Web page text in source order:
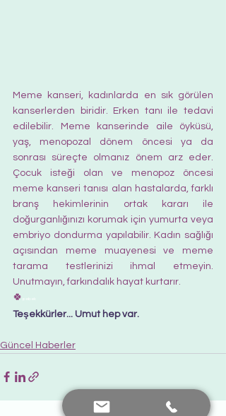
Meme kanseri, kadınlarda en sık görülen
kanserlerden biridir. Erken tanı ile tedavi
edilebilir. Meme kanserinde aile öyküsü,
yaş, menopozal dönem öncesi ya da
sonrası süreçte olmanız önem arz eder.
Çocuk isteği olan ve menopoz öncesi
meme kanseri tanısı alan hastalarda, farklı
branş hekimlerinin ortak kararı ile
doğurganlığınızı korumak için yumurta veya
embriyo dondurma yapılabilir. Kadın sağlığı
açısından meme muayenesi ve meme
tarama testlerinizi ihmal etmeyin.
Unutmayın, farkındalık hayat kurtarır.
🍀 pebek
Teşekkürler... Umut hep var.
Güncel Haberler